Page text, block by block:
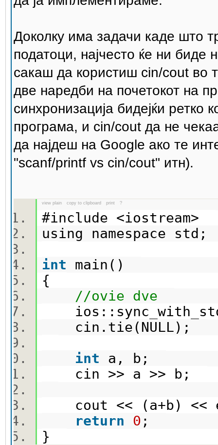
Доколку има задачи каде што
податоци, најчесто ќе ни
сакаш да користиш cin/cout во
две наредби на почетокот на
синхронизација бидејќи
програма, и cin/cout да не
да најдеш на Google ако те
"scanf/printf vs cin/cout" итн).
view plain copy to clipboard print ?
#include <iostream>
using namespace
int main()
{
//ovie dve
cin.tie(NULL);
int a, b;
cin >> a >> b;
cout << (a+b)
return
0 ;
}